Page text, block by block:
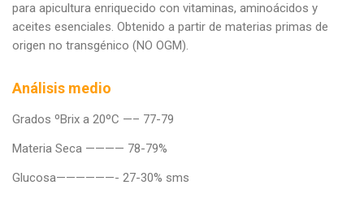
para apicultura enriquecido con vitaminas, aminoácidos y
aceites esenciales. Obtenido a partir de materias primas de
origen no transgénico (NO OGM).
Análisis medio
Grados ºBrix a 20ºC —– 77-79
Materia Seca ———— 78-79%
Glucosa——————- 27-30% sms